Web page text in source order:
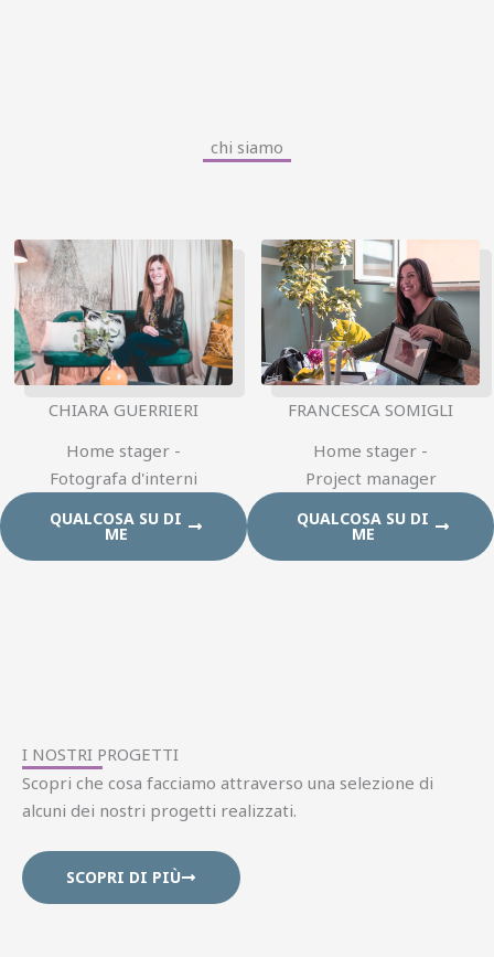
chi siamo
CHIARA GUERRIERI
Home stager -
Fotografa d'interni
QUALCOSA SU DI
ME
FRANCESCA SOMIGLI
Home stager -
Project manager
QUALCOSA SU DI
ME
I NOSTRI PROGETTI
Scopri che cosa facciamo attraverso una selezione di
alcuni dei nostri progetti realizzati.
SCOPRI DI PIÙ